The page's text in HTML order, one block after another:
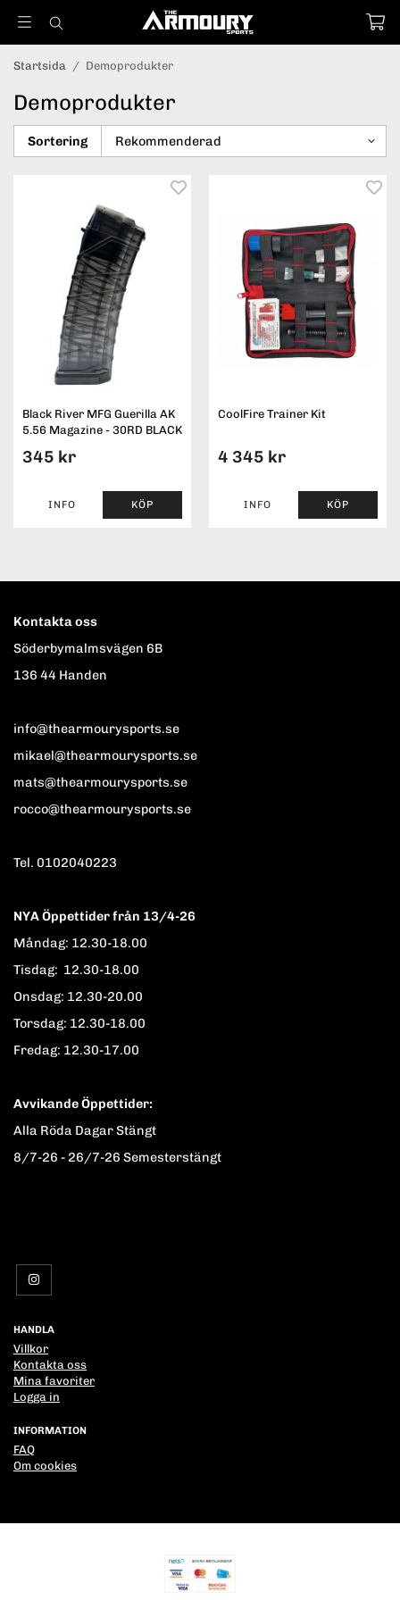
Startsida / Demoprodukter
Demoprodukter
Sortering
Black River MFG Guerilla AK
5.56 Magazine - 30RD BLACK
345 kr
INFO KÖP
CoolFire Trainer Kit
4 345 kr
INFO KÖP
Kontakta oss
Söderbymalmsvägen 6B
136 44 Handen
info@thearmourysports.se
mikael@thearmourysports.se
mats@thearmourysports.se
rocco@thearmourysports.se
Tel. 0102040223
NYA Öppettider från 13/4-26
Måndag: 12.30-18.00
Tisdag: 12.30-18.00
Onsdag: 12.30-20.00
Torsdag: 12.30-18.00
Fredag: 12.30-17.00
Avvikande Öppettider:
Alla Röda Dagar Stängt
8/7-26 - 26/7-26 Semesterstängt
HANDLA
Villkor
Kontakta oss
Mina favoriter
Logga in
INFORMATION
FAQ
Om cookies